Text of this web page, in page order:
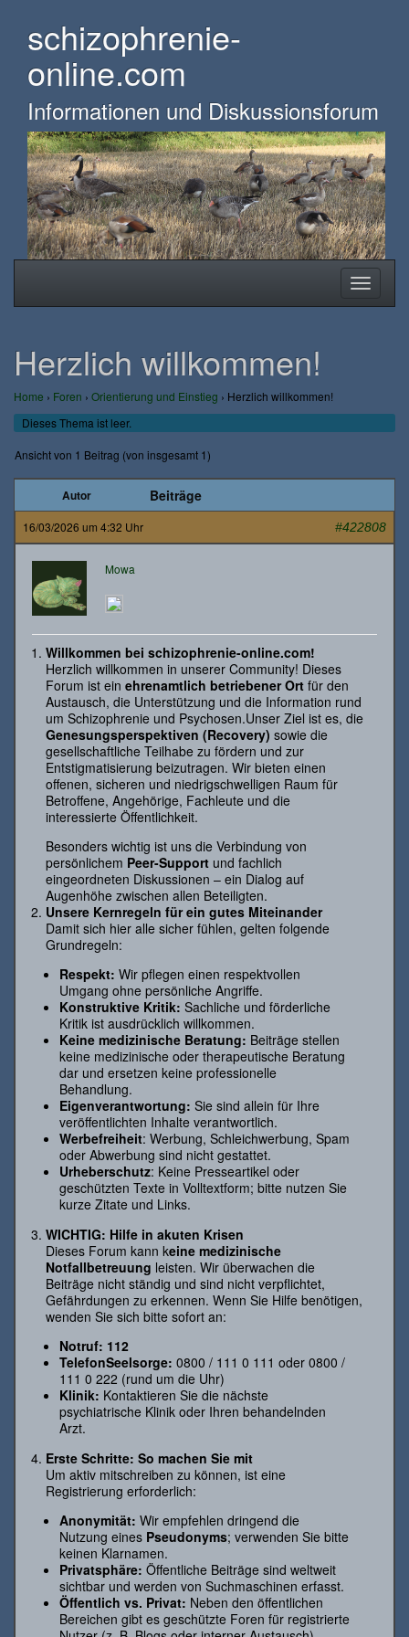
main
content
schizophrenie-
online.com
Informationen und Diskussionsforum
Toggle
Herzlich willkommen!
Home › Foren › Orientierung und Einstieg › Herzlich willkommen!
Dieses Thema ist leer.
Ansicht von 1 Beitrag (von insgesamt 1)
Autor Beiträge
16/03/2026 um 4:32 Uhr #422808
Mowa
Willkommen bei schizophrenie-online.com!
Herzlich willkommen in unserer Community! Dieses
Forum ist ein ehrenamtlich betriebener Ort für den
Austausch, die Unterstützung und die Information rund
um Schizophrenie und Psychosen.Unser Ziel ist es, die
Genesungsperspektiven (Recovery) sowie die
gesellschaftliche Teilhabe zu fördern und zur
Entstigmatisierung beizutragen. Wir bieten einen
offenen, sicheren und niedrigschwelligen Raum für
Betroffene, Angehörige, Fachleute und die
interessierte Öffentlichkeit.
Besonders wichtig ist uns die Verbindung von
persönlichem Peer-Support und fachlich
eingeordneten Diskussionen – ein Dialog auf
Augenhöhe zwischen allen Beteiligten.
Unsere Kernregeln für ein gutes Miteinander
Damit sich hier alle sicher fühlen, gelten folgende
Grundregeln:
Respekt: Wir pflegen einen respektvollen
Umgang ohne persönliche Angriffe.
Konstruktive Kritik: Sachliche und förderliche
Kritik ist ausdrücklich willkommen.
Keine medizinische Beratung: Beiträge stellen
keine medizinische oder therapeutische Beratung
dar und ersetzen keine professionelle
Behandlung.
Eigenverantwortung: Sie sind allein für Ihre
veröffentlichten Inhalte verantwortlich.
Werbefreiheit: Werbung, Schleichwerbung, Spam
oder Abwerbung sind nicht gestattet.
Urheberschutz: Keine Presseartikel oder
geschützten Texte in Volltextform; bitte nutzen Sie
kurze Zitate und Links.
WICHTIG: Hilfe in akuten Krisen
Dieses Forum kann keine medizinische
Notfallbetreuung leisten. Wir überwachen die
Beiträge nicht ständig und sind nicht verpflichtet,
Gefährdungen zu erkennen. Wenn Sie Hilfe benötigen,
wenden Sie sich bitte sofort an:
Notruf: 112
TelefonSeelsorge: 0800 / 111 0 111 oder 0800 /
111 0 222 (rund um die Uhr)
Klinik: Kontaktieren Sie die nächste
psychiatrische Klinik oder Ihren behandelnden
Arzt.
Erste Schritte: So machen Sie mit
Um aktiv mitschreiben zu können, ist eine
Registrierung erforderlich:
Anonymität: Wir empfehlen dringend die
Nutzung eines Pseudonyms; verwenden Sie bitte
keinen Klarnamen.
Privatsphäre: Öffentliche Beiträge sind weltweit
sichtbar und werden von Suchmaschinen erfasst.
Öffentlich vs. Privat: Neben den öffentlichen
Bereichen gibt es geschützte Foren für registrierte